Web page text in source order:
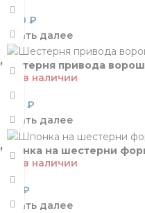
3 130 ₽
Читать далее
Шестерня привода
Нет в наличии
₽
Читать далее
Шпонка на шестерни
Нет в наличии
₽
Читать далее